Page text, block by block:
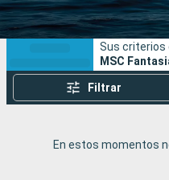
Puertos
Sus criterios
MSC
Filtrar
En estos momentos